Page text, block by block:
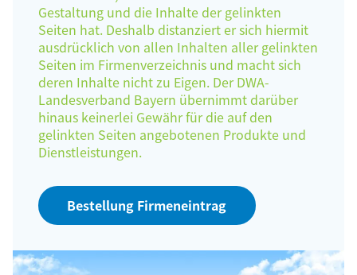
Gestaltung und die Inhalte der gelinkten
Seiten hat. Deshalb distanziert er sich hiermit
ausdrücklich von allen Inhalten aller gelinkten
Seiten im Firmenverzeichnis und macht sich
deren Inhalte nicht zu Eigen. Der DWA-
Landesverband Bayern übernimmt darüber
hinaus keinerlei Gewähr für die auf den
gelinkten Seiten angebotenen Produkte und
Dienstleistungen.
Bestellung Firmeneintrag